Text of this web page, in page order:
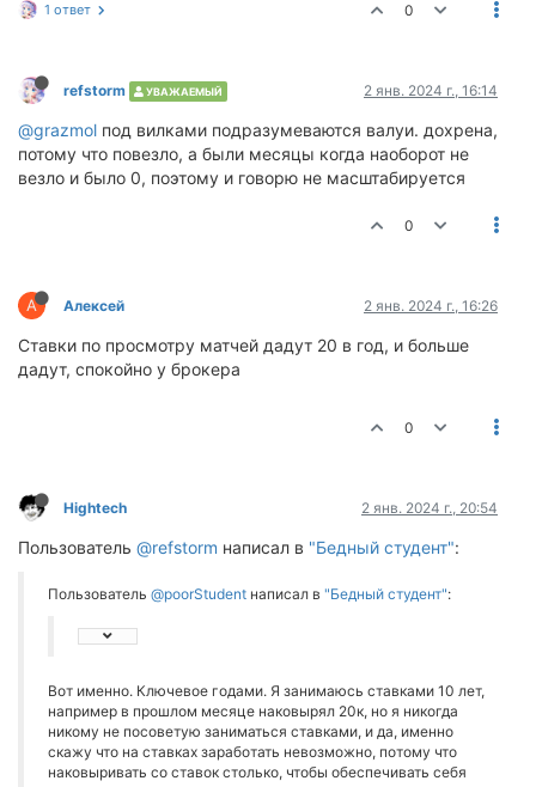
1 ответ 0
refstorm УВАЖАЕМЫЙ 2 янв. 2024 г., 16:14
@grazmol под вилками подразумеваются валуи. дохрена,
потому что повезло, а были месяцы когда наоборот не
везло и было 0, поэтому и говорю не масштабируется
0
А Алексей 2 янв. 2024 г., 16:26
Ставки по просмотру матчей дадут 20 в год, и больше
дадут, спокойно у брокера
0
Hightech 2 янв. 2024 г., 20:54
Пользователь @refstorm написал в "Бедный студент":
Пользователь @poorStudent написал в "Бедный студент":
Вот именно. Ключевое годами. Я занимаюсь ставками 10 лет,
например в прошлом месяце наковырял 20к, но я никогда
никому не посоветую заниматься ставками, и да, именно
скажу что на ставках заработать невозможно, потому что
наковыривать со ставок столько, чтобы обеспечивать себя